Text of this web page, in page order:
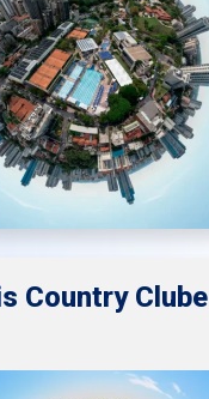
Country Clube